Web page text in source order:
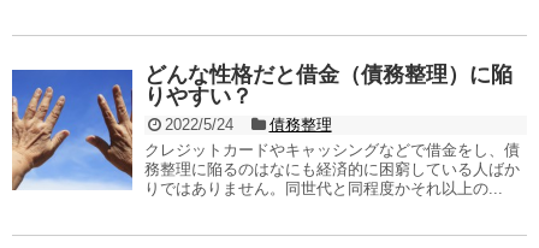
どんな性格だと借金（債務整理）に陥
りやすい？
2022/5/24
債務整理
クレジットカードやキャッシングなどで借金をし、債
務整理に陥るのはなにも経済的に困窮している人ばか
りではありません。同世代と同程度かそれ以上の...